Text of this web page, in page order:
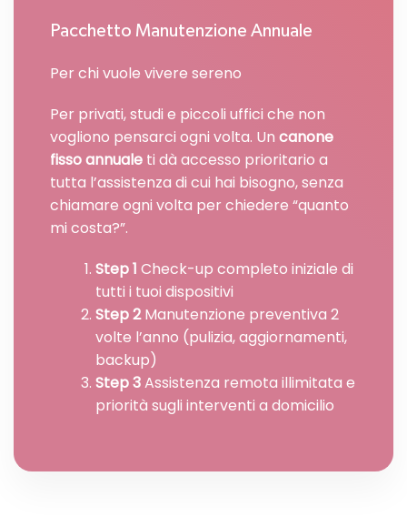
Pacchetto Manutenzione Annuale
Per chi vuole vivere sereno
Per privati, studi e piccoli uffici che non
vogliono pensarci ogni volta. Un canone
fisso annuale ti dà accesso prioritario a
tutta l’assistenza di cui hai bisogno, senza
chiamare ogni volta per chiedere “quanto
mi costa?”.
Step 1 Check-up completo iniziale di
tutti i tuoi dispositivi
Step 2Manutenzione preventiva 2
volte l’anno (pulizia, aggiornamenti,
backup)
Step 3Assistenza remota illimitata e
priorità sugli interventi a domicilio